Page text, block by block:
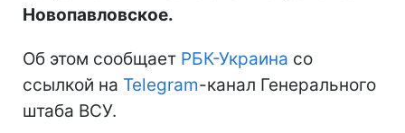
Новопавловское.
Об этом сообщает РБК-Украина со
ссылкой на Telegram-канал Генерального
штаба ВСУ.